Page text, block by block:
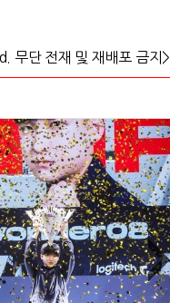
단 전재 및 재배포 금지>